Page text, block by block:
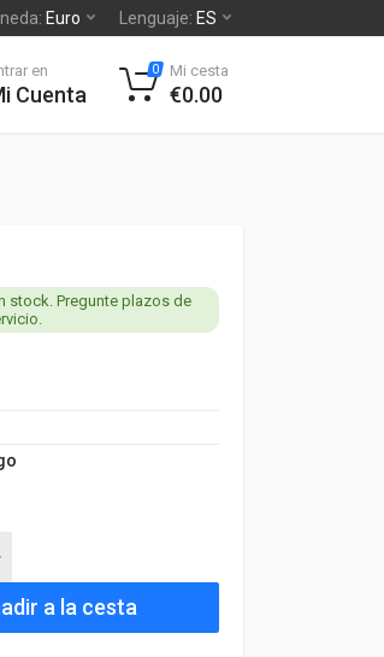
Euro Lenguaje: ES
en
Cuenta
0 Mi cesta
€0.00
stock. Pregunte plazos de
a la cesta